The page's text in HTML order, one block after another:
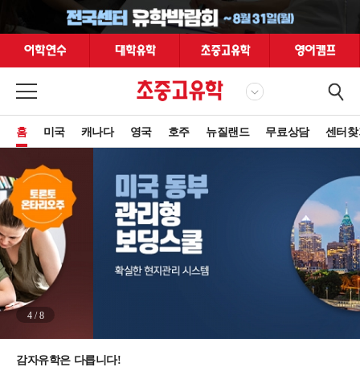
홈 미국 캐나다 영국 호주 뉴질랜드 무료상담 센터
4/8
감자유학은 다릅니다!